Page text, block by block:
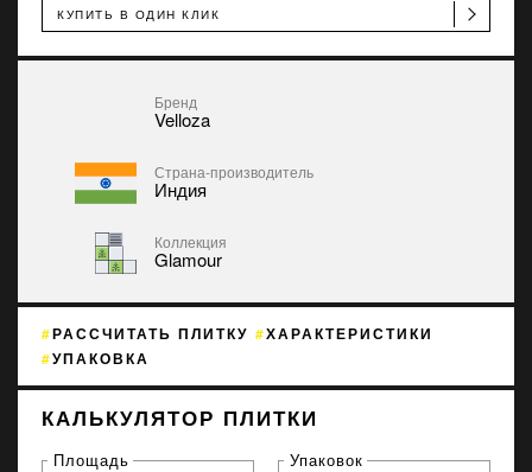
КУПИТЬ В ОДИН КЛИК
Бренд
Velloza
Страна-производитель
Индия
Коллекция
Glamour
РАССЧИТАТЬ ПЛИТКУ
ХАРАКТЕРИСТИКИ
УПАКОВКА
КАЛЬКУЛЯТОР ПЛИТКИ
Площадь Упаковок